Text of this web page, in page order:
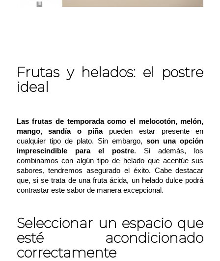
Frutas y helados: el postre
ideal
Las frutas de temporada como el melocotón, melón,
mango, sandía o piñapueden estar presente en
cualquier tipo de plato. Sin embargo,son una opción
imprescindible para el postre. Si además, los
combinamos con algún tipo de helado que acentúe sus
sabores, tendremos asegurado el éxito. Cabe destacar
que, si se trata de una fruta ácida, un helado dulce podrá
contrastar este sabor de manera excepcional.
Seleccionar un espacio que
esté acondicionado
correctamente